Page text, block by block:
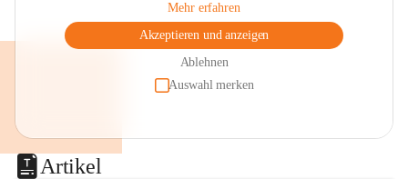
Mehr erfahren
Akzeptieren und anzeigen
Ablehnen
Auswahl merken
Artikel